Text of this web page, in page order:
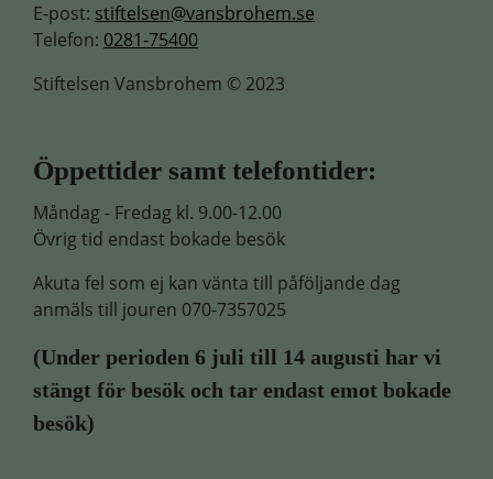
E-post: stiftelsen@vansbrohem.se
Telefon: 0281-75400
Stiftelsen Vansbrohem © 2023
Öppettider samt telefontider:
Måndag - Fredag kl. 9.00-12.00
Övrig tid endast bokade besök
Akuta fel som ej kan vänta till påföljande dag
anmäls till jouren 070-7357025
(Under perioden 6 juli till 14 augusti har vi
stängt för besök och tar endast emot bokade
besök)